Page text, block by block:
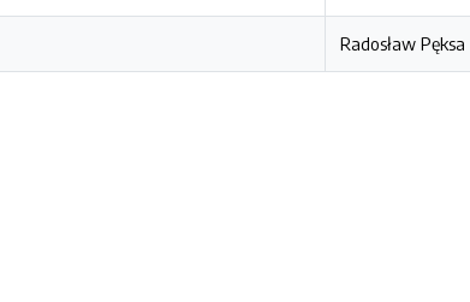
Radosław Pęksa